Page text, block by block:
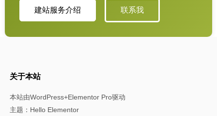
建站服务介绍 联系我
关于本站
本站由WordPress+Elementor Pro驱动
主题：Hello Elementor